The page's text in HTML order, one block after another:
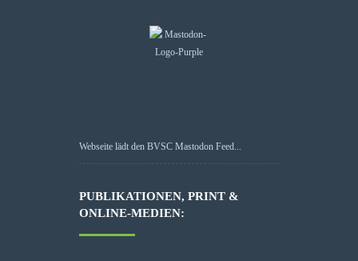
Webseite lädt den BVSC Mastodon Feed...
PUBLIKATIONEN, PRINT &
ONLINE-MEDIEN: